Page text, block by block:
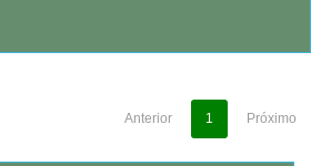
Anterior 1 Próximo